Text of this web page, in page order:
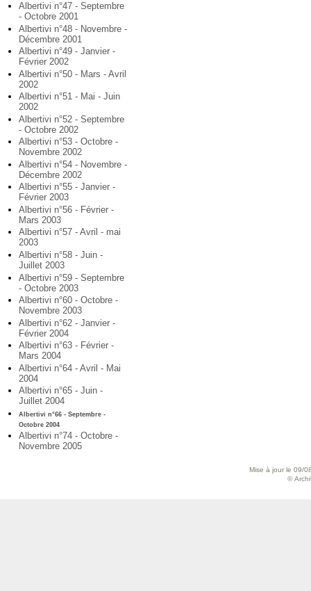
Albertivi n°47 - Septembre
- Octobre 2001
Albertivi n°48 - Novembre -
Décembre 2001
Albertivi n°49 - Janvier -
Février 2002
Albertivi n°50 - Mars - Avril
2002
Albertivi n°51 - Mai - Juin
2002
Albertivi n°52 - Septembre
- Octobre 2002
Albertivi n°53 - Octobre -
Novembre 2002
Albertivi n°54 - Novembre -
Décembre 2002
Albertivi n°55 - Janvier -
Février 2003
Albertivi n°56 - Février -
Mars 2003
Albertivi n°57 - Avril - mai
2003
Albertivi n°58 - Juin -
Juillet 2003
Albertivi n°59 - Septembre
- Octobre 2003
Albertivi n°60 - Octobre -
Novembre 2003
Albertivi n°62 - Janvier -
Février 2004
Albertivi n°63 - Février -
Mars 2004
Albertivi n°64 - Avril - Mai
2004
Albertivi n°65 - Juin -
Juillet 2004
Albertivi n°66 - Septembre -
Octobre 2004
Albertivi n°74 - Octobre -
Novembre 2005
Mise à jour le 09/
©